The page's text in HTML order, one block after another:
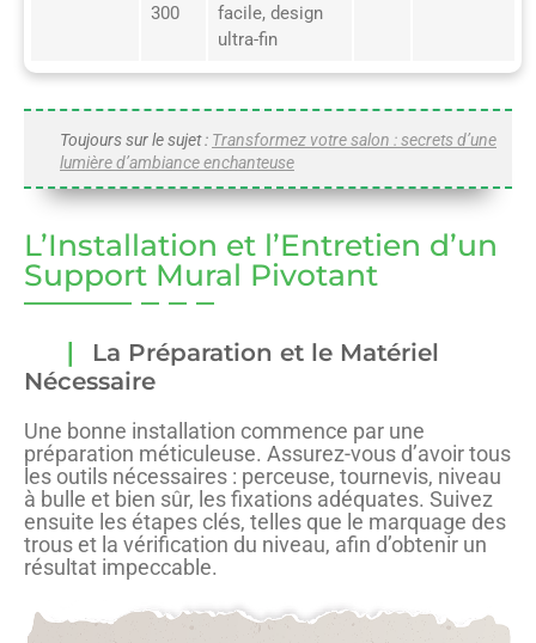
300
facile, design
ultra-fin
Toujours sur le sujet : Transformez votre salon : secrets d’une
lumière d’ambiance enchanteuse
L’Installation et l’Entretien d’un
Support Mural Pivotant
La Préparation et le Matériel
Nécessaire
Une bonne installation commence par une
préparation méticuleuse. Assurez-vous d’avoir tous
les outils nécessaires : perceuse, tournevis, niveau
à bulle et bien sûr, les fixations adéquates. Suivez
ensuite les étapes clés, telles que le marquage des
trous et la vérification du niveau, afin d’obtenir un
résultat impeccable.